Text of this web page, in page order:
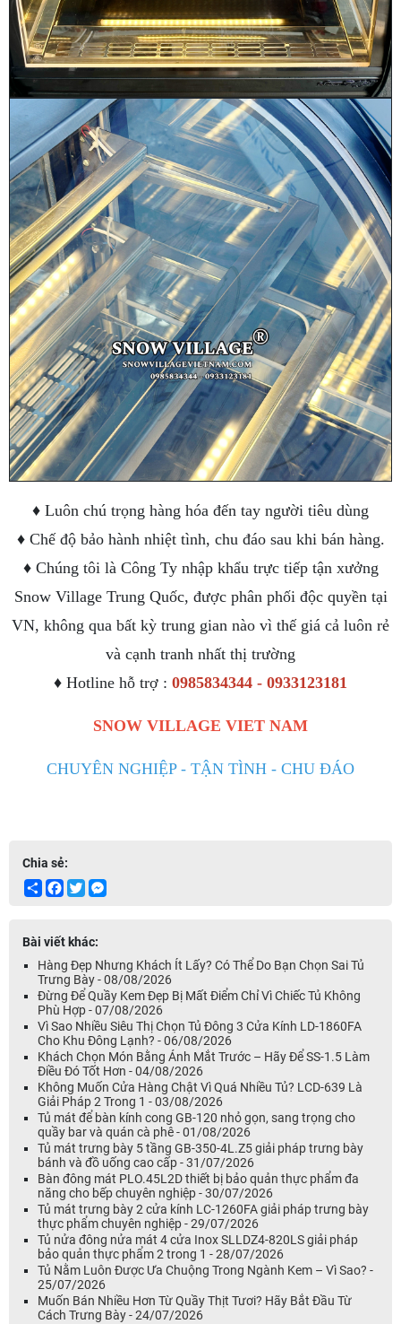
♦ Luôn chú trọng hàng hóa đến tay người tiêu dùng
♦ Chế độ bảo hành nhiệt tình, chu đáo sau khi bán hàng.
♦ Chúng tôi là Công Ty nhập khẩu trực tiếp tận xưởng
Snow Village Trung Quốc, được phân phối độc quyền tại
VN, không qua bất kỳ trung gian nào vì thế giá cả luôn rẻ
và cạnh tranh nhất thị trường
♦ Hotline hỗ trợ : 0985834344 - 0933123181
SNOW VILLAGE VIET NAM
CHUYÊN NGHIỆP - TẬN TÌNH - CHU ĐÁO
Chia sẻ:
ShareFacebook
Twitter
Bài viết khác:
Hàng Đẹp Nhưng Khách Ít Lấy? Có Thể Do Bạn Chọn Sai Tủ
Trưng Bày - 08/08/2026
Đừng Để Quầy Kem Đẹp Bị Mất Điểm Chỉ Vì Chiếc Tủ Không
Phù Hợp - 07/08/2026
Vì Sao Nhiều Siêu Thị Chọn Tủ Đông 3 Cửa Kính LD-1860FA
Cho Khu Đông Lạnh? - 06/08/2026
Khách Chọn Món Bằng Ánh Mắt Trước – Hãy Để SS-1.5 Làm
Điều Đó Tốt Hơn - 04/08/2026
Không Muốn Cửa Hàng Chật Vì Quá Nhiều Tủ? LCD-639 Là
Giải Pháp 2 Trong 1 - 03/08/2026
Tủ mát để bàn kính cong GB-120 nhỏ gọn, sang trọng cho
quầy bar và quán cà phê - 01/08/2026
Tủ mát trưng bày 5 tầng GB-350-4L.Z5 giải pháp trưng bày
bánh và đồ uống cao cấp - 31/07/2026
Bàn đông mát PLO.45L2D thiết bị bảo quản thực phẩm đa
năng cho bếp chuyên nghiệp - 30/07/2026
Tủ mát trưng bày 2 cửa kính LC-1260FA giải pháp trưng bày
thực phẩm chuyên nghiệp - 29/07/2026
Tủ nửa đông nửa mát 4 cửa Inox SLLDZ4-820LS giải pháp
bảo quản thực phẩm 2 trong 1 - 28/07/2026
Tủ Nằm Luôn Được Ưa Chuộng Trong Ngành Kem – Vì Sao? -
25/07/2026
Muốn Bán Nhiều Hơn Từ Quầy Thịt Tươi? Hãy Bắt Đầu Từ
Cách Trưng Bày - 24/07/2026